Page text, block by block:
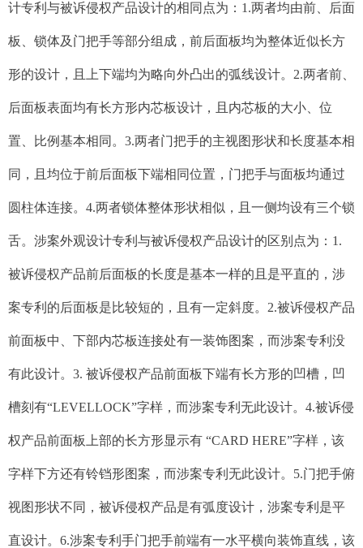
计专利与被诉侵权产品设计的相同点为：1.两者均由前、后面
板、锁体及门把手等部分组成，前后面板均为整体近似长方
形的设计，且上下端均为略向外凸出的弧线设计。2.两者前、
后面板表面均有长方形内芯板设计，且内芯板的大小、位
置、比例基本相同。3.两者门把手的主视图形状和长度基本相
同，且均位于前后面板下端相同位置，门把手与面板均通过
圆柱体连接。4.两者锁体整体形状相似，且一侧均设有三个锁
舌。涉案外观设计专利与被诉侵权产品设计的区别点为：1.
被诉侵权产品前后面板的长度是基本一样的且是平直的，涉
案专利的后面板是比较短的，且有一定斜度。2.被诉侵权产品
前面板中、下部内芯板连接处有一装饰图案，而涉案专利没
有此设计。3. 被诉侵权产品前面板下端有长方形的凹槽，凹
槽刻有“LEVELLOCK”字样，而涉案专利无此设计。4.被诉侵
权产品前面板上部的长方形显示有 “CARD HERE”字样，该
字样下方还有铃铛形图案，而涉案专利无此设计。5.门把手俯
视图形状不同，被诉侵权产品是有弧度设计，涉案专利是平
直设计。6.涉案专利手门把手前端有一水平横向装饰直线，该